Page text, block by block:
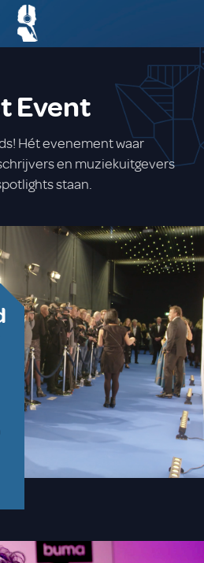
Event
Hét evenement waar
en muziekuitgevers
staan.